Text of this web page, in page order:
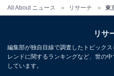
All About ニュース リサーチ
リサ
編集部が独自目線で調査したトピック
レンドに関するランキングなど、世の
しています。